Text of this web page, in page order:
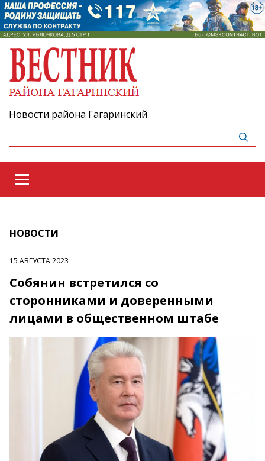
Новости района Гагаринский
НОВОСТИ
15 АВГУСТА 2023
Собянин встретился со
сторонниками и доверенными
лицами в общественном штабе